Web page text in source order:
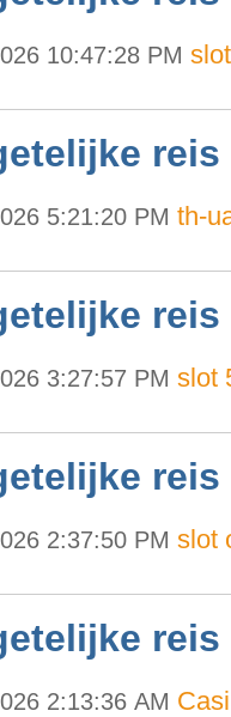
10:47:28 PM
reis
5:21:20 PM th-
reis
3:27:57 PM slot
reis
2:37:50 PM slot
reis
2:13:36 AM